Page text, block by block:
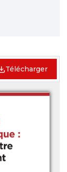
Télécharger